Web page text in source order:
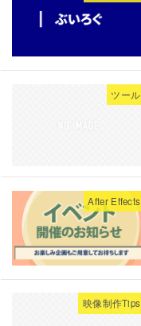
ツール
After Effects
映像制作Tips